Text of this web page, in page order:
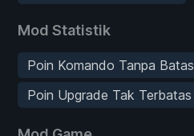
Mod Statistik
Poin Komando Tanpa Batas
Poin Upgrade Tak Terbatas